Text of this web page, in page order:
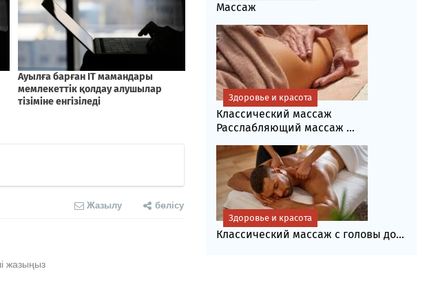
Жазылу бөлісу
жазыңыз
Массаж
Классический массаж
Расслабляющий массаж ...
Здоровье и красота
Классический массаж с головы до...
Здоровье и красота